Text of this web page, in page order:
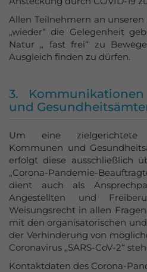
Allen Teilnehmern an
„wieder“ die Gelegenheit
Natur „ fast frei“ zu
Ausgleich finden zu dürfen.
3.
und
Um eine zielgerichtete
Kommunen und
erfolgt diese ausschließlich
„Corona-Pandemie-
dient auch als
Angestellten und
Weisungsrecht in allen
mit den organisatorischen
der Verhinderung von
Coronavirus „SARS-CoV-2“
Kontaktdaten des Corona-